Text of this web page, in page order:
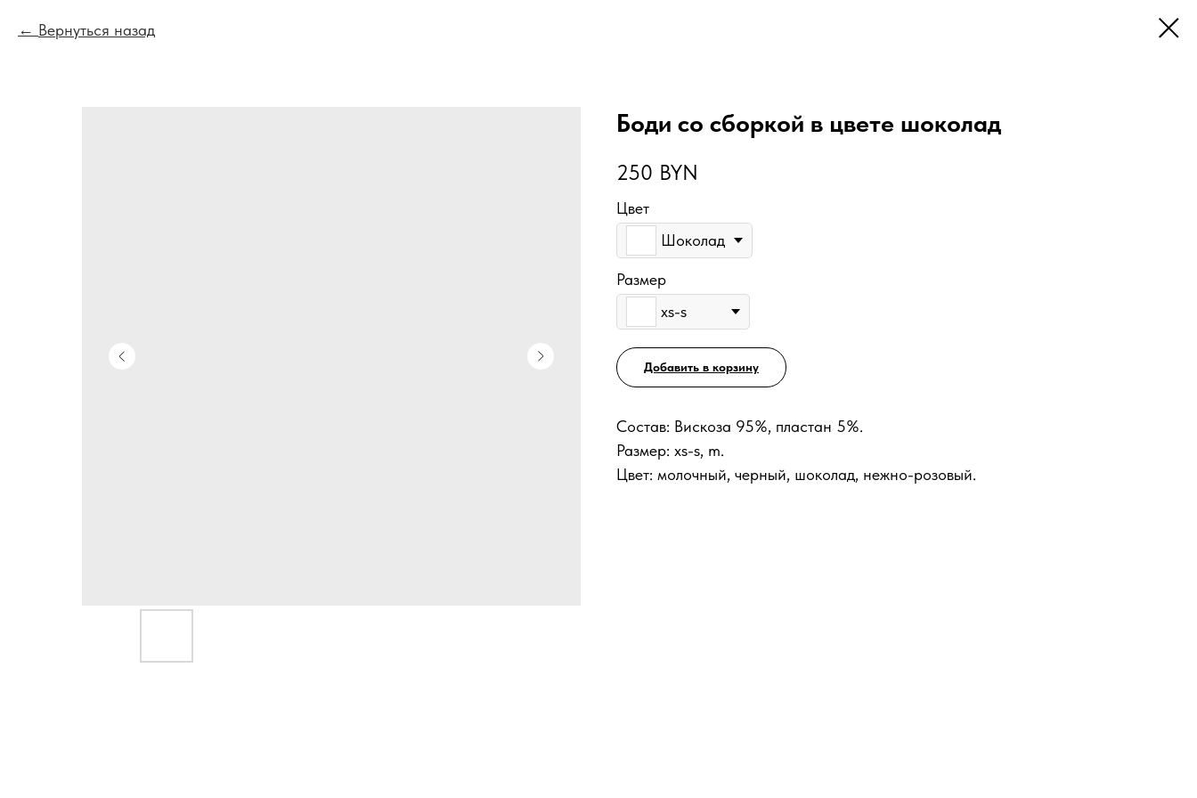
Вернуться назад
Боди со сборкой в цвете шоколад
250 BYN
Цвет
Шоколад
Размер
xs-s
Добавить в корзину
Состав: Вискоза 95%, пластан 5%.
Размер: xs-s, m.
Цвет: молочный, черный, шоколад, нежно-розовый.